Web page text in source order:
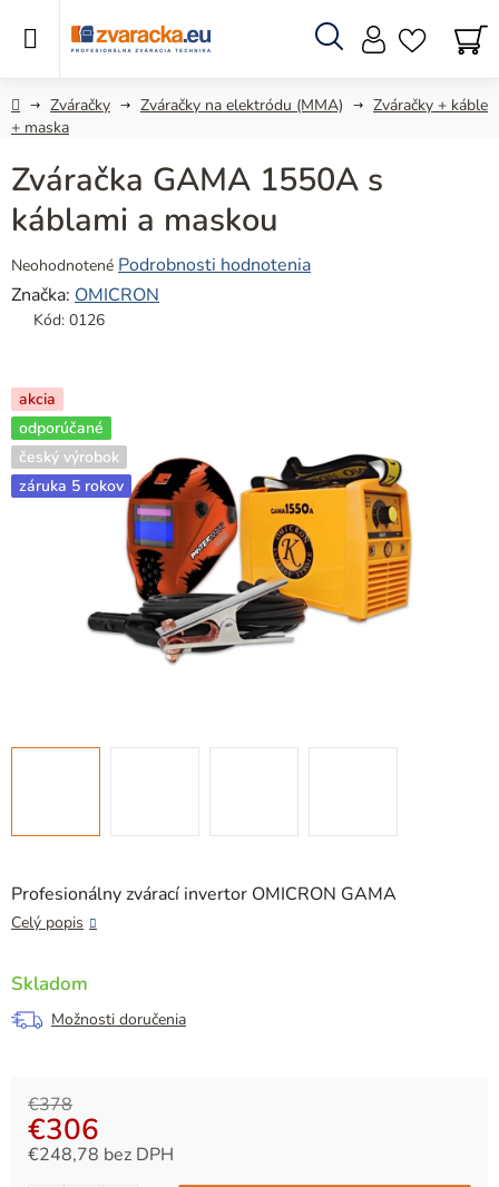
Hľadať
DomovZváračky Zváračky na elektródu (MMA)
Zváračky + káble
+ maska
Profesionálny zvárací invertor OMICRON GAMA
Celý popis
Skladom
Možnosti doručenia
€378
€306
€248,78 bez DPH
Zváračka GAMA 1550A s
káblami a maskou
Priemerné
hodnotenie
produktu
z
5
hviezdičiek.
Neohodnotené Podrobnosti hodnotenia
Značka: OMICRON
Kód: 0126
akcia
odporúčané
český výrobok
záruka 5 rokov